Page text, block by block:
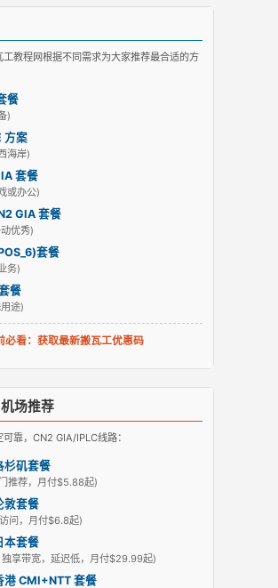
教程网根据不同需求为大家推荐最合适的方
餐
)
方案
海岸)
套餐
或办公)
GIA 套餐
优秀)
套餐
务)
餐
途)
必看：获取最新搬瓦工优惠码
场推荐
靠，CN2 GIA/IPLC线路：
杉矶套餐
推荐，月付$5.88起)
敦套餐
问，月付$6.8起)
本套餐
享带宽，延迟低，月付$29.99起)
港 CMI+NTT 套餐